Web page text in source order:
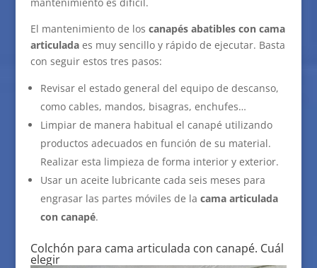
El mantenimiento de los canapés abatibles con cama
articuladaes muy sencillo y rápido de ejecutar. Basta
con seguir estos tres pasos:
Revisar el estado general del equipo de descanso,
como cables, mandos, bisagras, enchufes…
Limpiar de manera habitual el canapé utilizando
productos adecuados en función de su material.
Realizar esta limpieza de forma interior y exterior.
Usar un aceite lubricante cada seis meses para
engrasar las partes móviles de la cama articulada
con canapé.
Colchón para cama articulada con canapé. Cuál
elegir